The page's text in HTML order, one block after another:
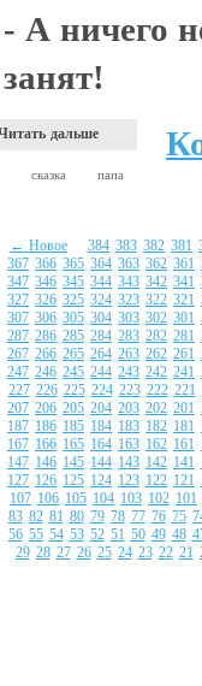
- А ничего
занят!
дальше
сказка папа
← Новое 384 383 382 381
367 366 365 364 363 362 361
347 346 345 344 343 342 341
327 326 325 324 323 322 321
307 306 305 304 303 302 301
287 286 285 284 283 282 281
267 266 265 264 263 262 261
247 246 245 244 243 242 241
227 226 225 224 223 222 221
207 206 205 204 203 202 201
187 186 185 184 183 182 181
167 166 165 164 163 162 161
147 146 145 144 143 142 141
127 126 125 124 123 122 121
107 106 105 104 103 102 101
83 82 81 80 79 78 77 76 75
56 55 54 53 52 51 50 49 48
29 28 27 26 25 24 23 22 21